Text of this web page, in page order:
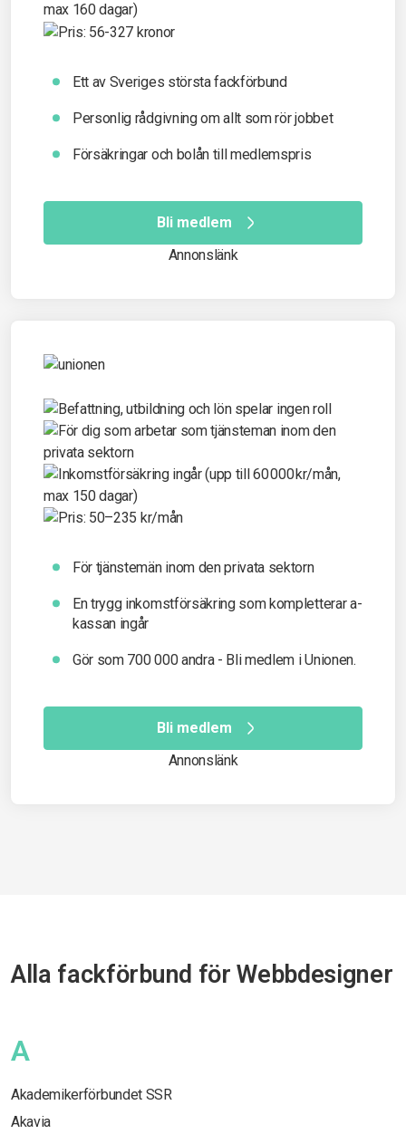
Ett av Sveriges största fackförbund
Personlig rådgivning om allt som rör jobbet
Försäkringar och bolån till medlemspris
Bli medlem
Annonslänk
För tjänstemän inom den privata sektorn
En trygg inkomst­försäkring som kompletterar a-
kassan ingår
Gör som 700 000 andra - Bli medlem i Unionen.
Bli medlem
Annonslänk
Alla fackförbund för Webbdesigner
A
Akademikerförbundet SSR
Akavia